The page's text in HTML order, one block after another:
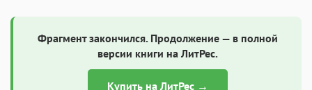
Фрагмент закончился. Продолжение — в полной
версии книги на ЛитРес.
Купить на ЛитРес →